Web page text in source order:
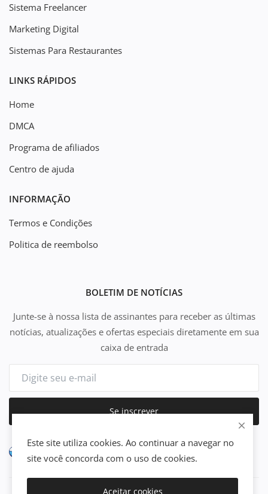
Sistema Freelancer
Marketing Digital
Sistemas Para Restaurantes
LINKS RÁPIDOS
Home
DMCA
Programa de afiliados
Centro de ajuda
INFORMAÇÃO
Termos e Condições
Politica de reembolso
BOLETIM DE NOTÍCIAS
Junte-se à nossa lista de assinantes para receber as últimas
notícias, atualizações e ofertas especiais diretamente em sua
caixa de entrada
Se inscrever
Este site utiliza cookies. Ao continuar a navegar no
site você concorda com o uso de cookies.
Aceitar cookies